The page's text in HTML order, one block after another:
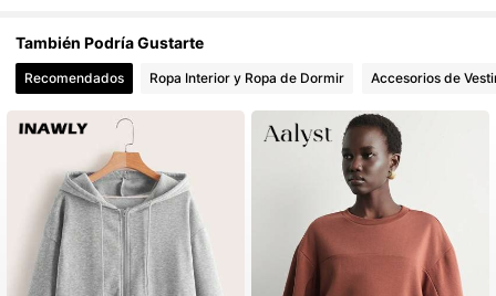
4.73 459K Seguidores
4.73 459K Seguidores
4.73 459K Seguidores
También Podría Gustarte
Recomendados Ropa Interior y Ropa de Dormir Accesorios de